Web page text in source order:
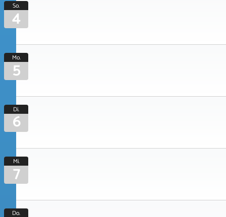
So.
4
Mo.
5
Di.
6
Mi.
7
Do.